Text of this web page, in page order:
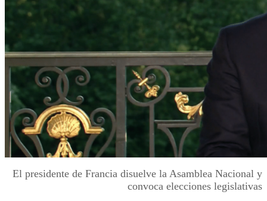
El presidente de Francia disuelve la Asamblea Nacional y
convoca elecciones legislativas